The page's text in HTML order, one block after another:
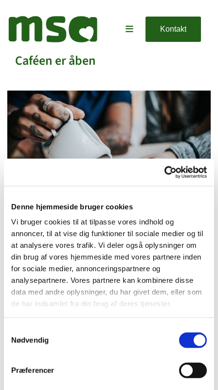
Denne hjemmeside bruger cookies
Vi bruger cookies til at tilpasse vores indhold og
annoncer, til at vise dig funktioner til sociale medier og til
at analysere vores trafik. Vi deler også oplysninger om
din brug af vores hjemmeside med vores partnere inden
for sociale medier, annonceringspartnere og
analysepartnere. Vores partnere kan kombinere disse
data med andre oplysninger, du har givet dem, eller som
de har indsamlet fra din brug af deres tjenester.
Nødvendig
Præferencer
Kontakt
Caféen er åben
Onsdag 3. februar 2027, kl. 09:00 - 14:00
Cafe, Rigensgade 21, 1316 København K